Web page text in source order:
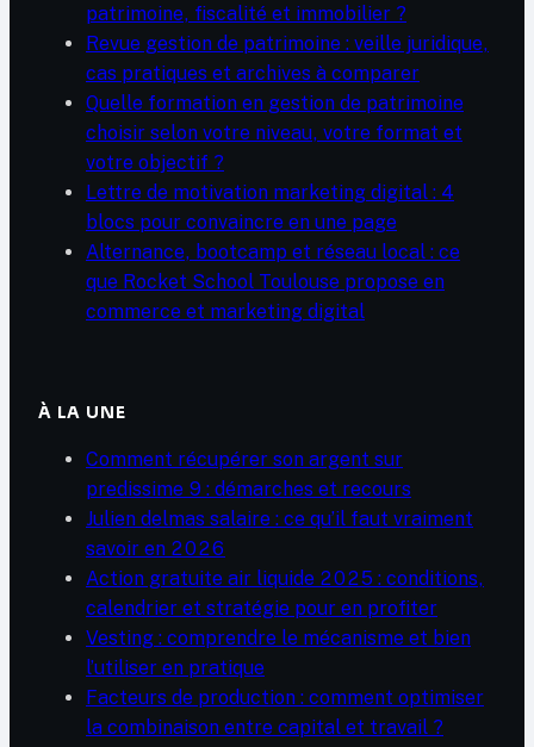
patrimoine, fiscalité et immobilier ?
Revue gestion de patrimoine : veille juridique,
cas pratiques et archives à comparer
Quelle formation en gestion de patrimoine
choisir selon votre niveau, votre format et
votre objectif ?
Lettre de motivation marketing digital : 4
blocs pour convaincre en une page
Alternance, bootcamp et réseau local : ce
que Rocket School Toulouse propose en
commerce et marketing digital
À LA UNE
Comment récupérer son argent sur
predissime 9 : démarches et recours
Julien delmas salaire : ce qu’il faut vraiment
savoir en 2026
Action gratuite air liquide 2025 : conditions,
calendrier et stratégie pour en profiter
Vesting : comprendre le mécanisme et bien
l’utiliser en pratique
Facteurs de production : comment optimiser
la combinaison entre capital et travail ?